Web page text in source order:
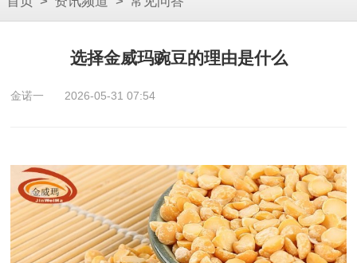
选择金威玛豌豆的理由是什么
金诺一 2026-05-31 07:54